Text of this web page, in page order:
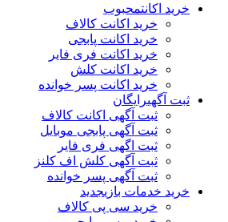
خرید اکانتمحبوب
خرید اکانت کالاف
خرید اکانت پابجی
خرید اکانت فری فایر
خرید اکانت کلش
خرید اکانت پسر خوانده
ثبت آگهیرایگان
ثبت آگهی اکانت کالاف
ثبت آگهی پابجی موبایل
ثبت اگهی فری فایر
ثبت آگهی کلش اف کلنز
ثبت آگهی پسر خوانده
خرید خدمات بازیجدید
خرید سی پی کالاف